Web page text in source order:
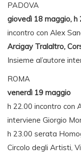
PADOVA
giovedì 18 maggio, h
incontro con Alex
Arcigay Tralaltro,
Insieme al’autore
ROMA
venerdì 19 maggio
h 22.00 incontro con
interviene Giorgio
h 23.00 serata
Circolo degli Artisti,